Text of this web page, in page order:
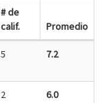
# de
calif.
Promedio
5 7.2
2 6.0